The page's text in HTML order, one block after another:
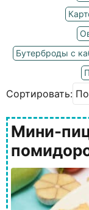
Бутерброды с
Сортировать:
Мини-